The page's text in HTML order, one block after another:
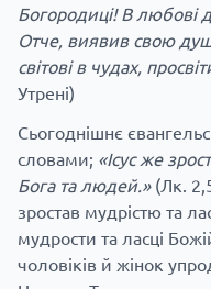
Богородиці! В любові
Отче, виявив свою
світові в чудах,
Утрені)
Сьогоднішнє
словами; «Ісус же
Бога та людей.»(Лк.
зростав мудрістю та
мудрости та ласці
чоловіків й жінок